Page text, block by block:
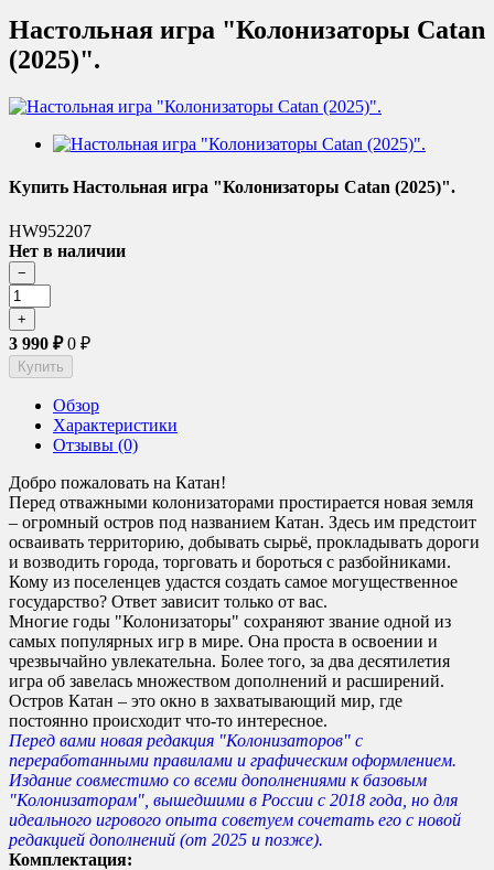
Настольная игра "Колонизаторы Catan
(2025)".
Купить Настольная игра "Колонизаторы Catan (2025)".
HW952207
Нет в наличии
3 990 ₽0 ₽
Обзор
Характеристики
Отзывы (0)
Добро пожаловать на Катан!
Перед отважными колонизаторами простирается новая земля
– огромный остров под названием Катан. Здесь им предстоит
осваивать территорию, добывать сырьё, прокладывать дороги
и возводить города, торговать и бороться с разбойниками.
Кому из поселенцев удастся создать самое могущественное
государство? Ответ зависит только от вас.
Многие годы "Колонизаторы" сохраняют звание одной из
самых популярных игр в мире. Она проста в освоении и
чрезвычайно увлекательна. Более того, за два десятилетия
игра об завелась множеством дополнений и расширений.
Остров Катан – это окно в захватывающий мир, где
постоянно происходит что-то интересное.
Перед вами новая редакция "Колонизаторов" с
переработанными правилами и графическим оформлением.
Издание совместимо со всеми дополнениями к базовым
"Колонизаторам", вышедшими в России с 2018 года, но для
идеального игрового опыта советуем сочетать его с новой
редакцией дополнений (от 2025 и позже).
Комплектация: